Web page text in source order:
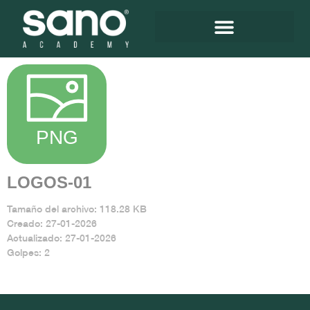
LOGOS-01
Tamaño del archivo: 118.28 KB
Creado: 27-01-2026
Actualizado: 27-01-2026
Golpes: 2